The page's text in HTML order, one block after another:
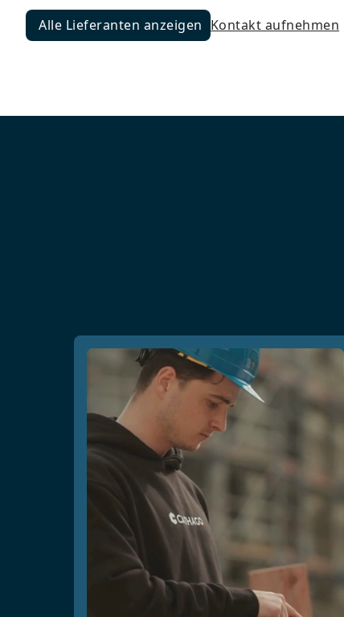
Alle Lieferanten anzeigen
Alle Lieferanten anzeigen
Kontakt aufnehmen